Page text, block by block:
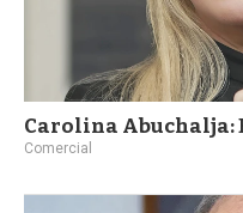
Carolina Abuchalja:
Comercial